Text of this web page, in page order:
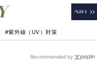
#紫外線（UV）対策
Recommended by